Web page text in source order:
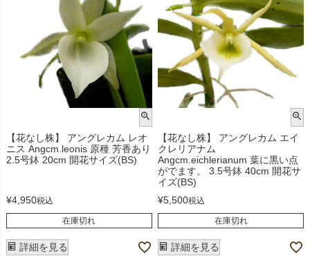
【花なし株】 アングレカム レオ
ニス Angcm.leonis 原種 芳香あり
2.5号鉢 20cm 開花サイズ(BS)
¥4,950税込
在庫切れ
詳細を見る
【花なし株】 アングレカム エイ
クレリアナム
Angcm.eichlerianum 葉に黒い点
がでます。 3.5号鉢 40cm 開花サ
イズ(BS)
¥5,500税込
在庫切れ
詳細を見る